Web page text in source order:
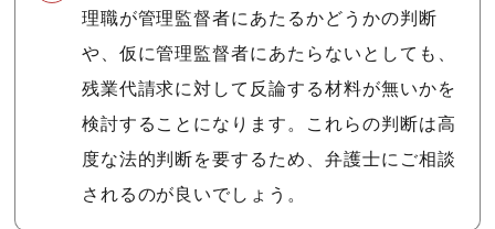
理職が管理監督者にあたるかどうかの判断
や、仮に管理監督者にあたらないとしても、
残業代請求に対して反論する材料が無いかを
検討することになります。これらの判断は高
度な法的判断を要するため、弁護士にご相談
されるのが良いでしょう。